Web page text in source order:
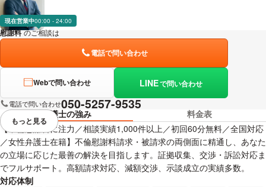
現在営業中00:00 - 24:00
慰謝料 のご相談は
電話で問い合わせ
Webで問い合わせ LINEで問い合わせ
電話で問い合わせ050-5257-9535
弁護士の強み
料金表
【不倫慰謝料に注力／相談実績1,000件以上／初回60分無料／全国対応
／女性弁護士在籍】不倫慰謝料請求・被請求の両側面に精通し、あなた
の立場に応じた最善の解決を目指します。証拠収集、交渉・訴訟対応ま
でフルサポート。高額請求対応、減額交渉、示談成立の実績多数。
対応体制
視覚的に省略されている要素を
もっと見る